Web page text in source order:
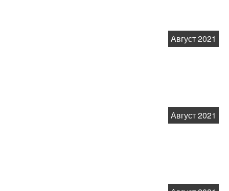
Август 2021
Август 2021